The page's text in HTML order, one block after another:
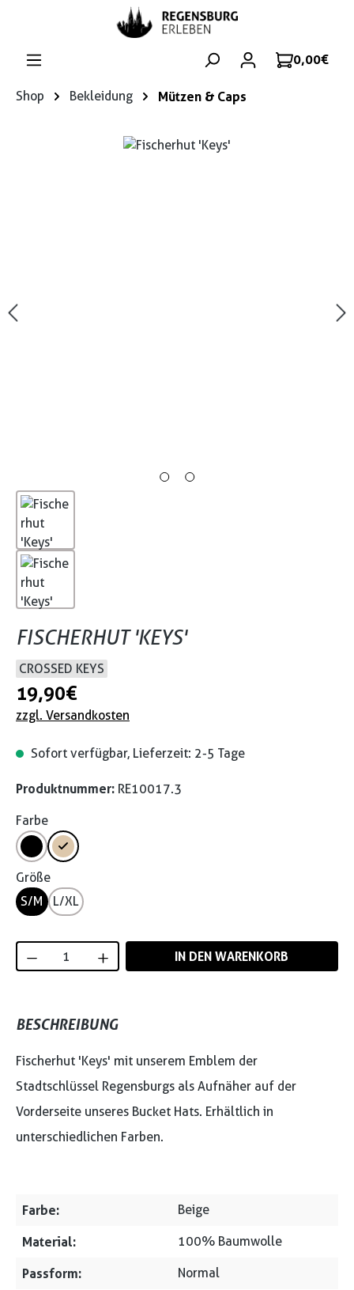
Zum Hauptinhalt springen
0,00 €
Shop Bekleidung Mützen & Caps
Bildergalerie überspringen
FISCHERHUT 'KEYS'
CROSSED KEYS
19,90 €
zzgl. Versandkosten
Sofort verfügbar, Lieferzeit: 2-5 Tage
Produktnummer: RE10017.3
Farbe
Größe
S/M
L/XL
Produkt Anzahl: Gib den gewünschten
IN DEN WARENKORB
BESCHREIBUNG
Fischerhut 'Keys' mit unserem Emblem der
Stadtschlüssel Regensburgs als Aufnäher auf der
Vorderseite unseres Bucket Hats. Erhältlich in
unterschiedlichen Farben.
Farbe: Beige
Material: 100% Baumwolle
Passform: Normal